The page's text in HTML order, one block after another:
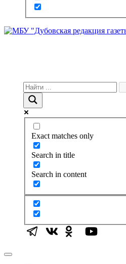
Exact matches only
Search in title
Search in content